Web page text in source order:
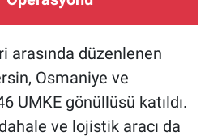
arasında düzenlenen
Osmaniye ve
UMKE gönüllüsü katıldı.
ve lojistik aracı da